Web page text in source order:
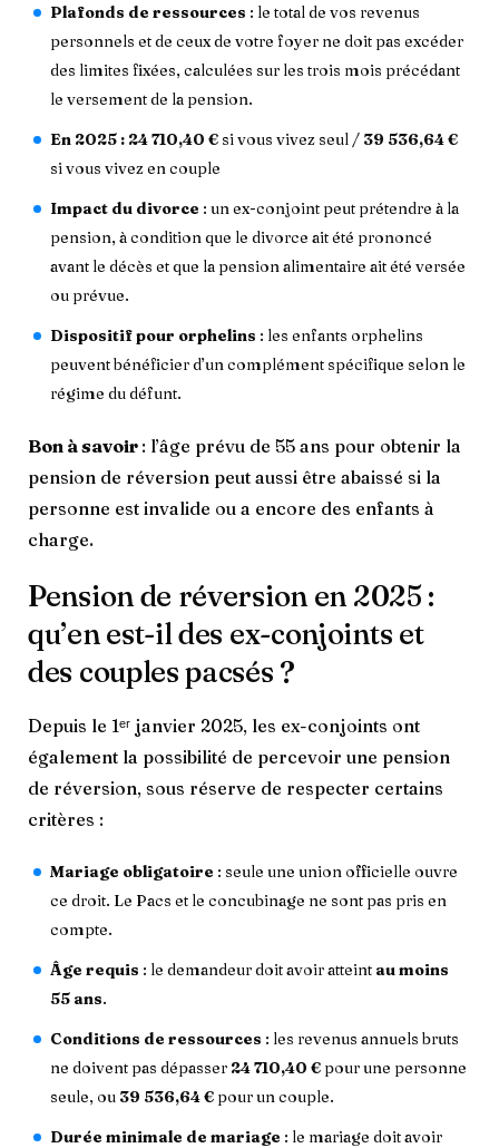
Plafonds de ressources : le total de vos revenus
personnels et de ceux de votre foyer ne doit pas excéder
des limites fixées, calculées sur les trois mois précédant
le versement de la pension.
En 2025 : 24 710,40 € si vous vivez seul / 39 536,64 €
si vous vivez en couple
Impact du divorce : un ex-conjoint peut prétendre à la
pension, à condition que le divorce ait été prononcé
avant le décès et que la pension alimentaire ait été versée
ou prévue.
Dispositif pour orphelins : les enfants orphelins
peuvent bénéficier d’un complément spécifique selon le
régime du défunt.
Bon à savoir : l’âge prévu de 55 ans pour obtenir la
pension de réversion peut aussi être abaissé si la
personne est invalide ou a encore des enfants à
charge.
Pension de réversion en 2025 :
qu’en est-il des ex-conjoints et
des couples pacsés ?
Depuis le 1ᵉʳ janvier 2025, les ex-conjoints ont
également la possibilité de percevoir une pension
de réversion, sous réserve de respecter certains
critères :
Mariage obligatoire : seule une union officielle ouvre
ce droit. Le Pacs et le concubinage ne sont pas pris en
compte.
Âge requis : le demandeur doit avoir atteint au moins
55 ans.
Conditions de ressources : les revenus annuels bruts
ne doivent pas dépasser 24 710,40 € pour une personne
seule, ou 39 536,64 € pour un couple.
Durée minimale de mariage : le mariage doit avoir